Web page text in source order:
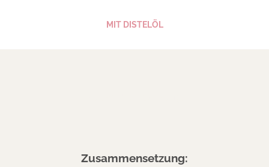
MIT DISTELÖL
Zusammensetzung: